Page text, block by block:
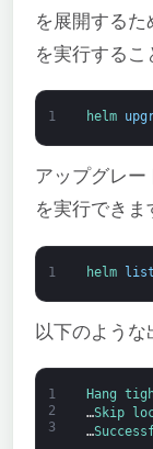
を展開する
を実行する
1 helm
アップグレ
を実行できま
1 helm list
以下のような
1
2
3
Hang
…Skip
…